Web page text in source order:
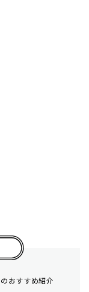
おすすめ紹介